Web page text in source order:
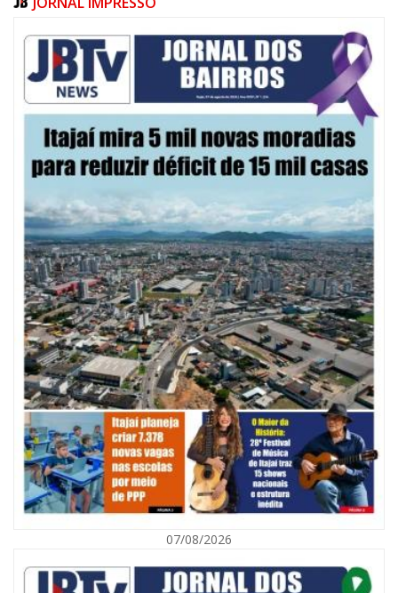
08/08/2026 | 07:00
20 anos da Lei Maria da Penha: mais de 400 mulheres vítimas de violência
doméstica são acompanhadas pela Guarda Municipal
BALNEÁRIO CAMBORIÚ
Defesa Civil orienta população sobre descarte correto de lixo para
prevenir alagamentos
07/08/2026